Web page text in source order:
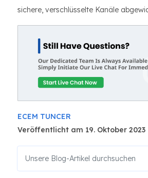
sichere, verschlüsselte Kanäle
ECEM TUNCER
Veröffentlicht am 19. Oktober 2023